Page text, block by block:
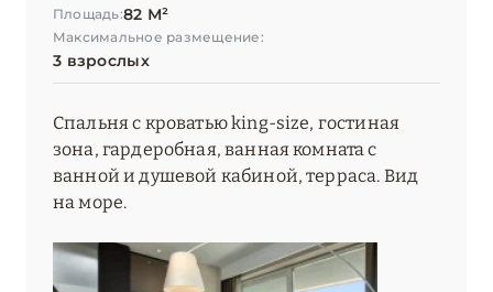
Площадь:82 М²
Максимальное размещение:
3 взрослых
Спальня с кроватью king-size, гостиная
зона, гардеробная, ванная комната с
ванной и душевой кабиной, терраса. Вид
на море.